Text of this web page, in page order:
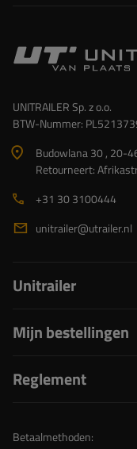
UNITRAILER Sp. z o.o.
BTW-Nummer:
Budowlana 30 , 20-
Retourneert:
+31 30 3100444
unitrailer@utrailer.nl
Unitrailer
Mijn bestellingen
Reglement
Betaalmethoden: